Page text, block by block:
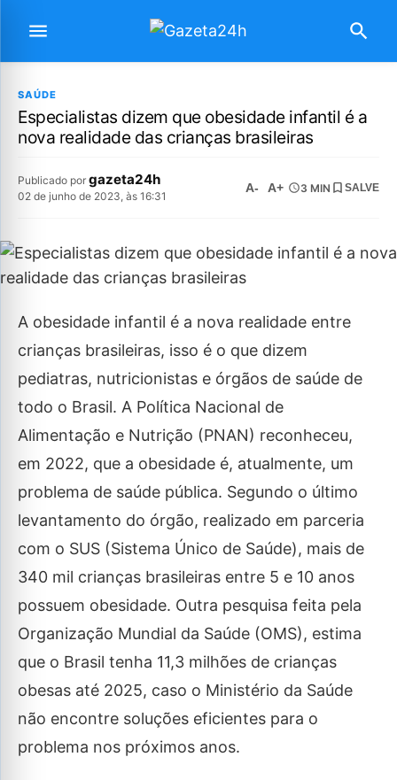
SAÚDE
Especialistas dizem que obesidade infantil é a
nova realidade das crianças brasileiras
Publicado por gazeta24h
02 de junho de 2023, às 16:31
A- A+ 3 MIN SALVE
A obesidade infantil é a nova realidade entre
crianças brasileiras, isso é o que dizem
pediatras, nutricionistas e órgãos de saúde de
todo o Brasil. A Política Nacional de
Alimentação e Nutrição (PNAN) reconheceu,
em 2022, que a obesidade é, atualmente, um
problema de saúde pública. Segundo o último
levantamento do órgão, realizado em parceria
com o SUS (Sistema Único de Saúde), mais de
340 mil crianças brasileiras entre 5 e 10 anos
possuem obesidade. Outra pesquisa feita pela
Organização Mundial da Saúde (OMS), estima
que o Brasil tenha 11,3 milhões de crianças
obesas até 2025, caso o Ministério da Saúde
não encontre soluções eficientes para o
problema nos próximos anos.